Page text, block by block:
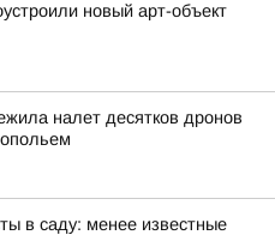
новый арт-объект
налет десятков дронов
в саду: менее известные